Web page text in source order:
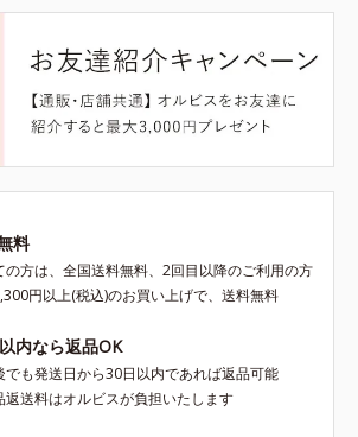
料
の方は、全国送料無料、2回目以降のご利用の方
円以上(税込)のお買い上げで、送料無料
内なら返品OK
でも発送日から30日以内であれば返品可能
送料はオルビスが負担いたします